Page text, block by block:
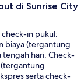
di Sunrise City
check-in pukul:
biaya (tergantung
hari. Check-
serta check-